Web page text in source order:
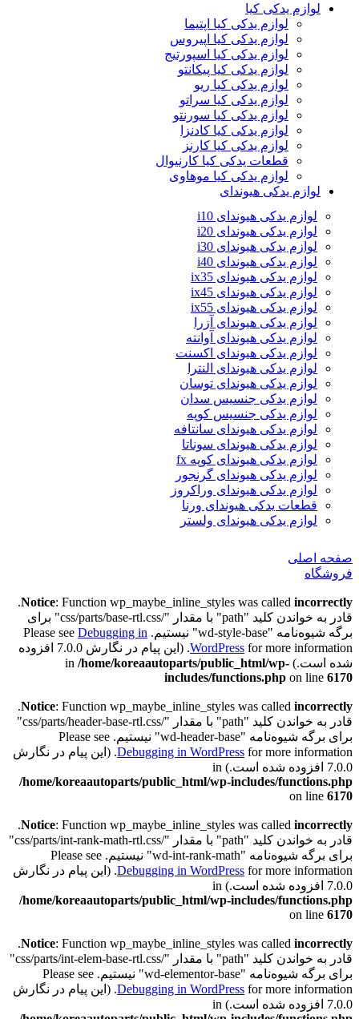
لوازم یدکی کیا
لوازم یدکی کیا اپتیما
لوازم یدکی کیا اپیروس
لوازم یدکی کیا اسپورتیج
لوازم یدکی کیا پیکانتو
لوازم یدکی کیا ریو
لوازم یدکی کیا سراتو
لوازم یدکی کیا سورنتو
لوازم یدکی کیا کادنزا
لوازم یدکی کیا کارنز
قطعات یدکی کیا کارنیوال
لوازم یدکی کیا موهاوی
لوازم یدکی هیوندای
لوازم یدکی هیوندای i10
لوازم یدکی هیوندای i20
لوازم یدکی هیوندای i30
لوازم یدکی هیوندای i40
لوازم یدکی هیوندای ix35
لوازم یدکی هیوندای ix45
لوازم یدکی هیوندای ix55
لوازم یدکی هیوندای آزرا
لوازم یدکی هیوندای آوانته
لوازم یدکی هیوندای اکسنت
لوازم یدکی هیوندای النترا
لوازم یدکی هیوندای توسان
لوازم یدکی جنسیس سدان
لوازم یدکی جنسیس کوپه
لوازم یدکی هیوندای سانتافه
لوازم یدکی هیوندای سوناتا
لوازم یدکی هیوندای کوپه fx
لوازم یدکی هیوندای گرنجور
لوازم یدکی هیوندای وراکروز
قطعات یدکی هیوندای ورنا
لوازم یدکی هیوندای ولستر
صفحه اصلی
فروشگاه
Notice: Function wp_maybe_inline_styles was called incorrectly
.
قادر به خواندن کلید "path" با مقدار "/css/parts/base-rtl.css" برای
برگه شیوه‌نامه "wd-style-base" نیستیم. Please see
Debugging in
WordPress
for more information. (این پیام در نگارش 7.0.0 افزوده
شده است.) in /home/koreaautoparts/public_html/wp-
includes/functions.php on line 6170
Notice: Function wp_maybe_inline_styles was called incorrectly
.
قادر به خواندن کلید "path" با مقدار "/css/parts/header-base-rtl.css"
برای برگه شیوه‌نامه "wd-header-base" نیستیم. Please see
Debugging in WordPressfor more information. (این پیام در نگارش
7.0.0 افزوده شده است.) in
/home/koreaautoparts/public_html/wp-includes/functions.php
on line 6170
Notice: Function wp_maybe_inline_styles was called incorrectly
.
قادر به خواندن کلید "path" با مقدار "/css/parts/int-rank-math-rtl.css"
برای برگه شیوه‌نامه "wd-int-rank-math" نیستیم. Please see
Debugging in WordPressfor more information. (این پیام در نگارش
7.0.0 افزوده شده است.) in
/home/koreaautoparts/public_html/wp-includes/functions.php
on line 6170
Notice: Function wp_maybe_inline_styles was called incorrectly
.
قادر به خواندن کلید "path" با مقدار "/css/parts/int-elem-base-rtl.css"
برای برگه شیوه‌نامه "wd-elementor-base" نیستیم. Please see
Debugging in WordPressfor more information. (این پیام در نگارش
7.0.0 افزوده شده است.) in